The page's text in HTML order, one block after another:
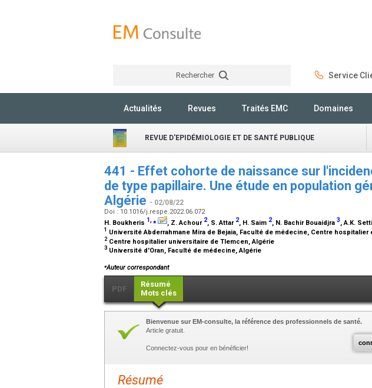
Rechercher Service
Actualités Revues Traités EMC Domaines
REVUE D'EPIDÉMIOLOGIE ET DE SANTÉ PUBLIQUE
441 - Effet cohorte de naissance sur
de type papillaire. Une étude en population
Algérie - 02/08/22
Doi : 10.1016/j.respe.2022.06.072
H. Boukheris 1,⁎ , Z. Achour 2, S. Attar 2, H. Saim 2, N. Bachir Bouaidjra 3, A.K. Setti
1 Université Abderrahmane Mira de Bejaia, Faculté de médecine, Centre
2 Centre hospitalier universitaire de Tlemcen, Algérie
3 Université d'Oran, Faculté de médecine, Algérie
⁎Auteur correspondant
PDF
Résumé
Mots clés
Bienvenue sur EM-consulte, la référence des professionnels de santé.
Article gratuit.
Connectez-vous pour en bénéficier!
Résumé